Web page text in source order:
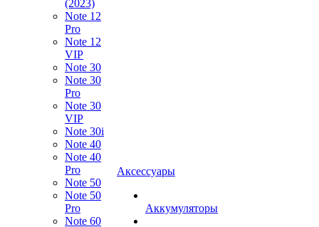
(2023)
Note 12
Pro
Note 12
VIP
Note 30
Note 30
Pro
Note 30
VIP
Note 30i
Note 40
Note 40
Pro
Note 50
Note 50
Pro
Note 60
Аксессуары
Аккумуляторы